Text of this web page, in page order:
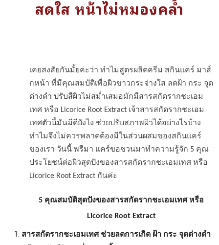
สดใส หน้าไม่หมองคล้ำ
เคยสงสัยกันมั้ยคะว่า ทำไมสูตรผลิตครีม สกินแคร์ มาส์
กหน้า ที่มีคุณสมบัติเพื่อผิวขาวกระจ่างใส ลดฝ้า กระ จุด
ด่างดำ ปรับสีผิวไม่สม่ำเสมอมักมีสารสกัดรากชะเอม
เทศ หรือ Licorice Root Extract เจ้าสารสกัดรากชะเอม
เทศตัวนี้มันมีดียังไง ช่วยปรับสภาพผิวได้อย่างไรบ้าง
ทำไมจึงไม่ควรพลาดต้องมีในส่วนผสมของสกินแคร์
ของเรา วันนี้ พรีมา แคร์ขอชวนมาทำความรู้จัก 5 คุณ
ประโยชน์ต่อผิวสุดปังของสารสกัดรากชะเอมเทศ หรือ
Licorice Root Extract กันค่ะ
5 คุณสมบัติสุดปังของสารสกัดรากชะเอมเทศ หรือ
Licorice Root Extract
สารสกัดรากชะเอมเทศ ช่วยลดการเกิด ฝ้า กระ จุดด่างดำ